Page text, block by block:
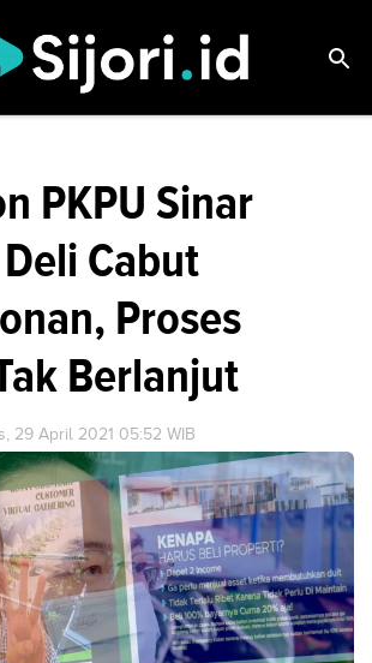
PKPU Sinar
Cabut
Proses
Berlanjut
29 April 2021 05:52 WIB